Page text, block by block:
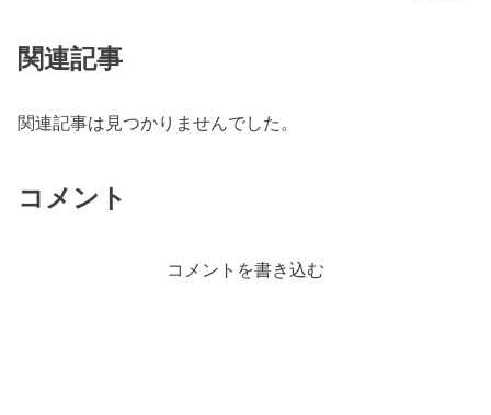
関連記事
関連記事は見つかりませんでした。
コメント
コメントを書き込む